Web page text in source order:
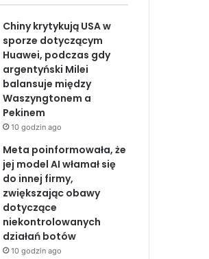
e
d
I
n
u
b
e
Chiny krytykują USA w
sporze dotyczącym
Huawei, podczas gdy
argentyński Milei
balansuje między
Waszyngtonem a
Pekinem
10 godzin ago
Meta poinformowała, że
jej model AI włamał się
do innej firmy,
zwiększając obawy
dotyczące
niekontrolowanych
działań botów
10 godzin ago